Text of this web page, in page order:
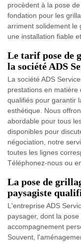
procèdent à la pose
fondation pour les
arriment solidement le
une installation fiable
Le tarif pose de
la société ADS
La société ADS
prestations en matière
qualifiés pour garantir
esthétique. Nous
abordable pour tous
disponibles pour
négociation, notre
toutes les lignes
Téléphonez-nous ou
La pose de
paysagiste
L'entreprise ADS
paysager, dont la
accompagnement
Souvent,